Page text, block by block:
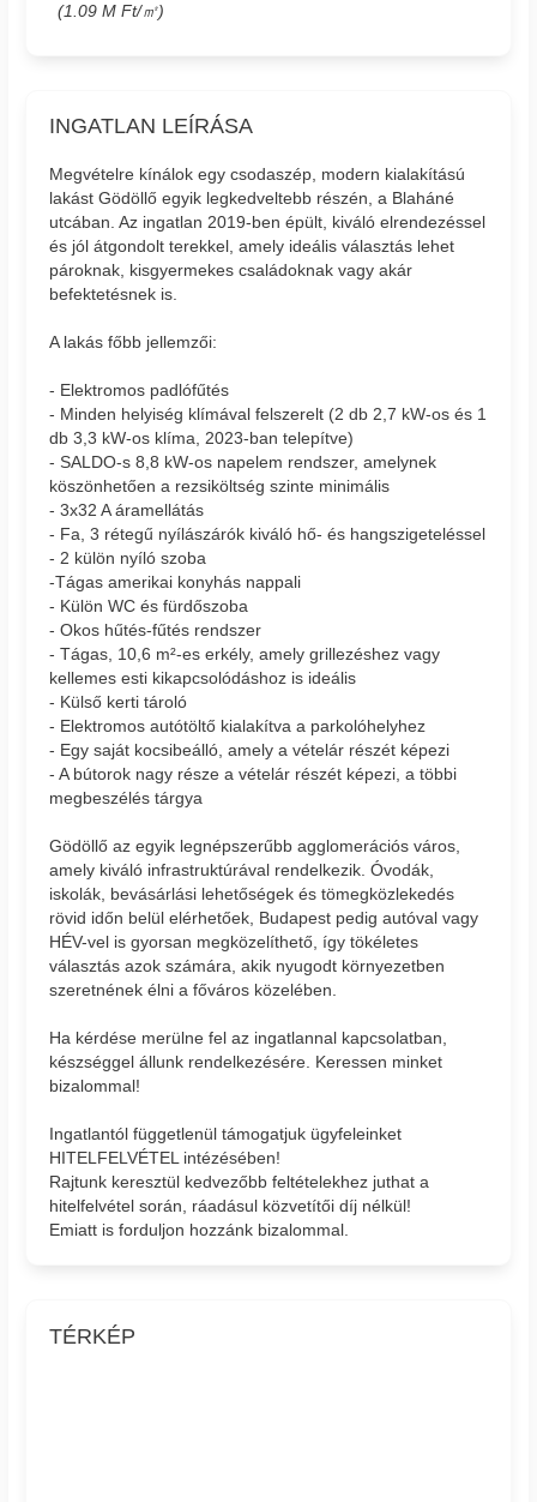
(1.09 M Ft/㎡)
INGATLAN LEÍRÁSA
Megvételre kínálok egy csodaszép, modern kialakítású
lakást Gödöllő egyik legkedveltebb részén, a Blaháné
utcában. Az ingatlan 2019-ben épült, kiváló elrendezéssel
és jól átgondolt terekkel, amely ideális választás lehet
pároknak, kisgyermekes családoknak vagy akár
befektetésnek is.
A lakás főbb jellemzői:
- Elektromos padlófűtés
- Minden helyiség klímával felszerelt (2 db 2,7 kW-os és 1
db 3,3 kW-os klíma, 2023-ban telepítve)
- SALDO-s 8,8 kW-os napelem rendszer, amelynek
köszönhetően a rezsiköltség szinte minimális
- 3x32 A áramellátás
- Fa, 3 rétegű nyílászárók kiváló hő- és hangszigeteléssel
- 2 külön nyíló szoba
-Tágas amerikai konyhás nappali
- Külön WC és fürdőszoba
- Okos hűtés-fűtés rendszer
- Tágas, 10,6 m²-es erkély, amely grillezéshez vagy
kellemes esti kikapcsolódáshoz is ideális
- Külső kerti tároló
- Elektromos autótöltő kialakítva a parkolóhelyhez
- Egy saját kocsibeálló, amely a vételár részét képezi
- A bútorok nagy része a vételár részét képezi, a többi
megbeszélés tárgya
Gödöllő az egyik legnépszerűbb agglomerációs város,
amely kiváló infrastruktúrával rendelkezik. Óvodák,
iskolák, bevásárlási lehetőségek és tömegközlekedés
rövid időn belül elérhetőek, Budapest pedig autóval vagy
HÉV-vel is gyorsan megközelíthető, így tökéletes
választás azok számára, akik nyugodt környezetben
szeretnének élni a főváros közelében.
Ha kérdése merülne fel az ingatlannal kapcsolatban,
készséggel állunk rendelkezésére. Keressen minket
bizalommal!
Ingatlantól függetlenül támogatjuk ügyfeleinket
HITELFELVÉTEL intézésében!
Rajtunk keresztül kedvezőbb feltételekhez juthat a
hitelfelvétel során, ráadásul közvetítői díj nélkül!
Emiatt is forduljon hozzánk bizalommal.
TÉRKÉP